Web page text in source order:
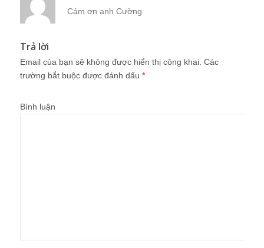
Cám ơn anh Cường
Trả lời
Email của bạn sẽ không được hiển thị công khai. Các
trường bắt buộc được đánh dấu *
Bình luận